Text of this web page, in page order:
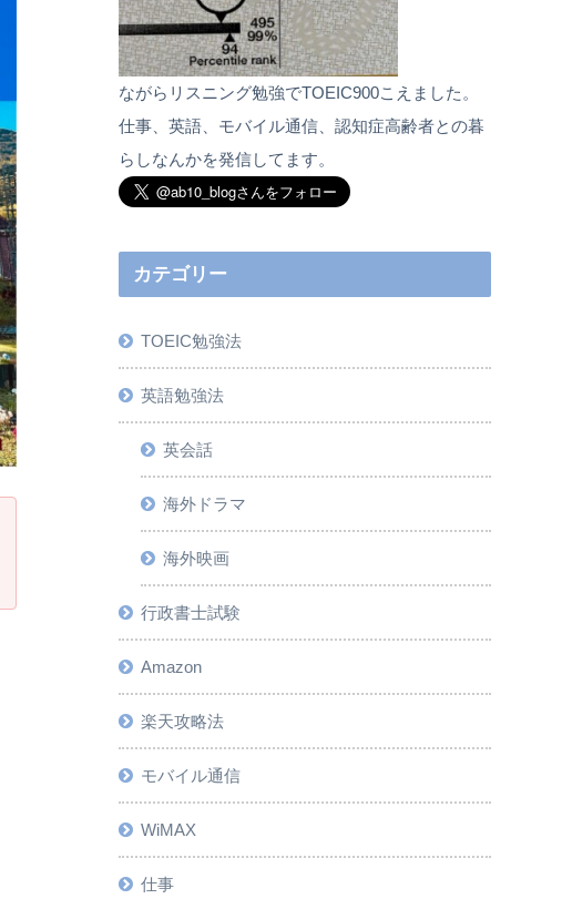
ながらリスニング勉強でTOEIC900こえました。
仕事、英語、モバイル通信、認知症高齢者との暮
らしなんかを発信してます。
カテゴリー
TOEIC勉強法
英語勉強法
英会話
海外ドラマ
海外映画
行政書士試験
Amazon
楽天攻略法
モバイル通信
WiMAX
仕事